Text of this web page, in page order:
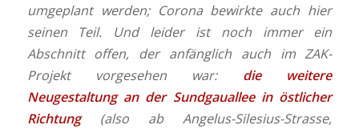
umgeplant werden; Corona bewirkte auch hier
seinen Teil. Und leider ist noch immer ein
Abschnitt offen, der anfänglich auch im ZAK-
Projekt vorgesehen war: die weitere
Neugestaltung an der Sundgauallee in östlicher
Richtung(also ab Angelus-Silesius-Strasse,